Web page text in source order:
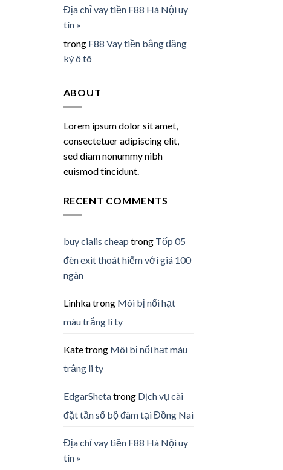
Địa chỉ vay tiền F88 Hà Nội uy
tín »
trong F88 Vay tiền bằng đăng
ký ô tô
ABOUT
Lorem ipsum dolor sit amet,
consectetuer adipiscing elit,
sed diam nonummy nibh
euismod tincidunt.
RECENT COMMENTS
buy cialis cheap trong Tốp 05
đèn exit thoát hiểm với giá 100
ngàn
Linhkatrong Môi bị nổi hạt
màu trắng li ty
Katetrong Môi bị nổi hạt màu
trắng li ty
EdgarShetatrong Dịch vụ cài
đặt tần số bộ đàm tại Đồng Nai
Địa chỉ vay tiền F88 Hà Nội uy
tín »